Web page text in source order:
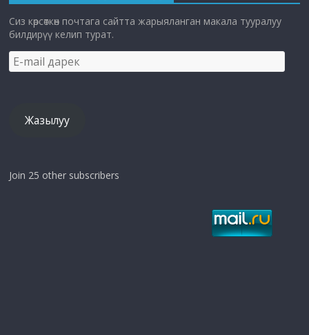
Сиз көрсөткөн почтага сайтта жарыяланган макала тууралуу
билдирүү келип турат.
E-
mail
Жазылуу
Join 25 other subscribers